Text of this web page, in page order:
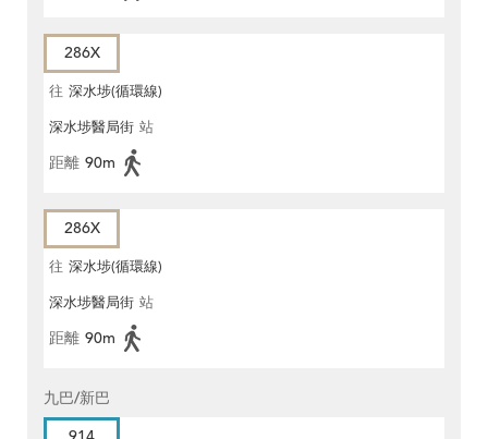
286X
往 深水埗(循環線)
深水埗醫局街 站
距離 90m
286X
往 深水埗(循環線)
深水埗醫局街 站
距離 90m
九巴/新巴